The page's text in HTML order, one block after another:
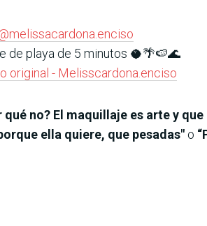
de playa de 5 minutos 🥥🌴🍉🌊
original - Melisscardona.enciso
qué no? El maquillaje es arte y
ella quiere, que pesadas" o